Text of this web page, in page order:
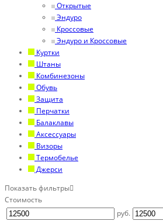
Открытые
Эндуро
Кроссовые
Эндуро и Кроссовые
Куртки
Штаны
Комбинезоны
Обувь
Защита
Перчатки
Балаклавы
Аксессуары
Визоры
Термобелье
Джерси
Показать фильтры
Стоимость
руб.